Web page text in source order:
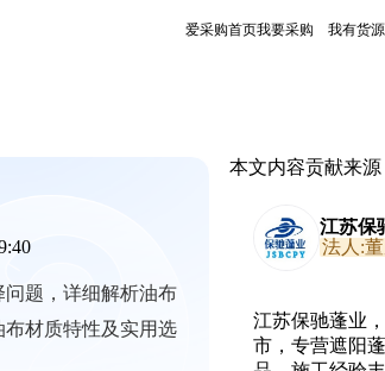
爱采购首页我要采购 我有货源
题，详细解析油布
材质特性及实用选
本文内容贡献来源
江苏保
法人:
江苏保驰蓬业
市，专营遮阳